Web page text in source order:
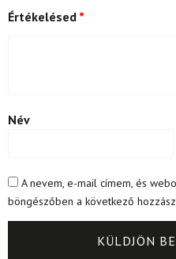
Értékelésed *
Név
A nevem, e-mail címem, és
böngészőben a következő